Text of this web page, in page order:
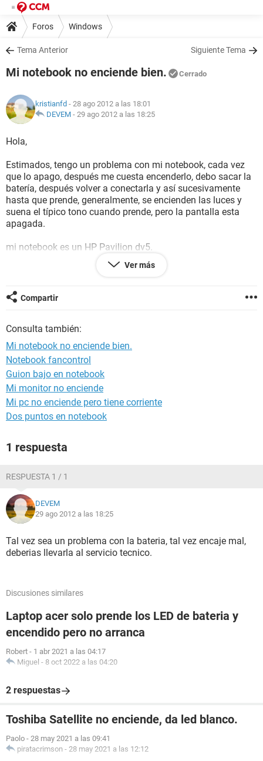
Foros Windows
Tema Anterior Siguiente Tema
Mi notebook no enciende bien. Cerrado
kristianfd - 28 ago 2012 a las 18:01
DEVEM - 29 ago 2012 a las 18:25
Hola,
Estimados, tengo un problema con mi notebook, cada vez
que lo apago, después me cuesta encenderlo, debo sacar la
batería, después volver a conectarla y así sucesivamente
hasta que prende, generalmente, se encienden las luces y
suena el típico tono cuando prende, pero la pantalla esta
apagada.
mi notebook es un HP Pavilion dv5.
Ver más
Compartir
Consulta también:
Mi notebook no enciende bien.
Notebook fancontrol
Guion bajo en notebook
Mi monitor no enciende
Mi pc no enciende pero tiene corriente
Dos puntos en notebook
1 respuesta
RESPUESTA 1 / 1
DEVEM
29 ago 2012 a las 18:25
Tal vez sea un problema con la bateria, tal vez encaje mal,
deberias llevarla al servicio tecnico.
Discusiones similares
Laptop acer solo prende los LED de bateria y
encendido pero no arranca
Robert - 1 abr 2021 a las 04:17
Miguel - 8 oct 2022 a las 04:20
2 respuestas
Toshiba Satellite no enciende, da led blanco.
Paolo - 28 may 2021 a las 09:41
piratacrimson - 28 may 2021 a las 12:12